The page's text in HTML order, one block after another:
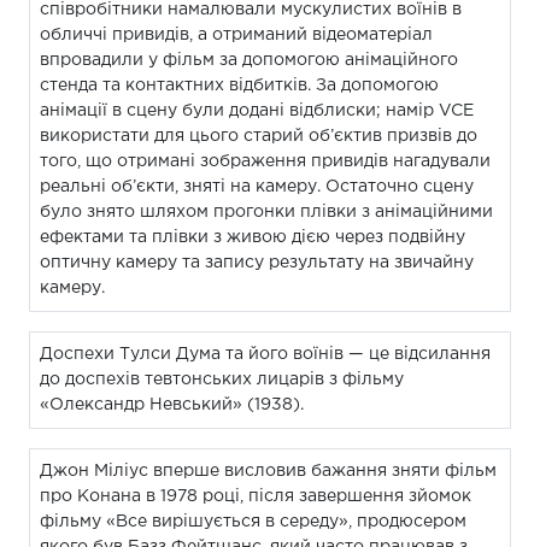
співробітники намалювали мускулистих воїнів в
обличчі привидів, а отриманий відеоматеріал
впровадили у фільм за допомогою анімаційного
стенда та контактних відбитків. За допомогою
анімації в сцену були додані відблиски; намір VCE
використати для цього старий об’єктив призвів до
того, що отримані зображення привидів нагадували
реальні об’єкти, зняті на камеру. Остаточно сцену
було знято шляхом прогонки плівки з анімаційними
ефектами та плівки з живою дією через подвійну
оптичну камеру та запису результату на звичайну
камеру.
Доспехи Тулси Дума та його воїнів — це відсилання
до доспехів тевтонських лицарів з фільму
«Олександр Невський» (1938).
Джон Міліус вперше висловив бажання зняти фільм
про Конана в 1978 році, після завершення зйомок
фільму «Все вирішується в середу», продюсером